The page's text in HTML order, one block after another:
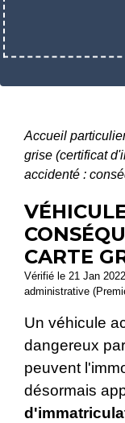
Accueil
grise (certificat
accidenté :
CARTE
Vérifié le 21 Jan
administrative
Un véhicule
dangereux
peuvent
désormais